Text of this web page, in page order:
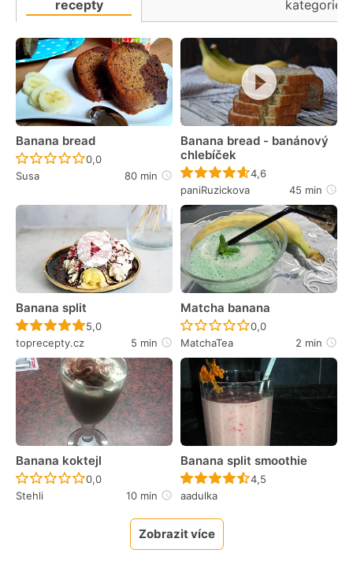
recepty kategorie
Banana bread
Recept ještě nebyl hodnocen
0,0
Susa
80 min
Banana bread - banánový
chlebíček
Recept ještě nebyl
4,6
paniRuzickova
45 min
Banana split
Recept ještě nebyl hodnocen
5,0
toprecepty.cz
5 min
Matcha banana
Recept ještě nebyl
0,0
MatchaTea
2 min
Banana koktejl
Recept ještě nebyl hodnocen
0,0
Stehli
10 min
Banana split smoothie
Recept ještě nebyl
4,5
aadulka
Zobrazit více